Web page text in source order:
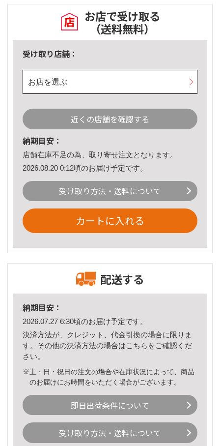
お店で受け取る
（送料無料）
受け取り店舗：
お店を選ぶ
近くの店舗を確認する
納期目安：
店舗在庫不足の為、取り寄せ注文となります。
2026.08.20 0:12頃のお届け予定です。
受け取り方法・送料について
カートに入れる
配送する
納期目安：
2026.07.27 6:30頃のお届け予定です。
決済方法が、クレジット、代金引換の場合に限りま
す。その他の決済方法の場合はこちら をご確認くだ
さい。
※土・日・祝日の注文の場合や在庫状況によって、商品
のお届けにお時間をいただく場合がございます。
即日出荷条件について
受け取り方法・送料について